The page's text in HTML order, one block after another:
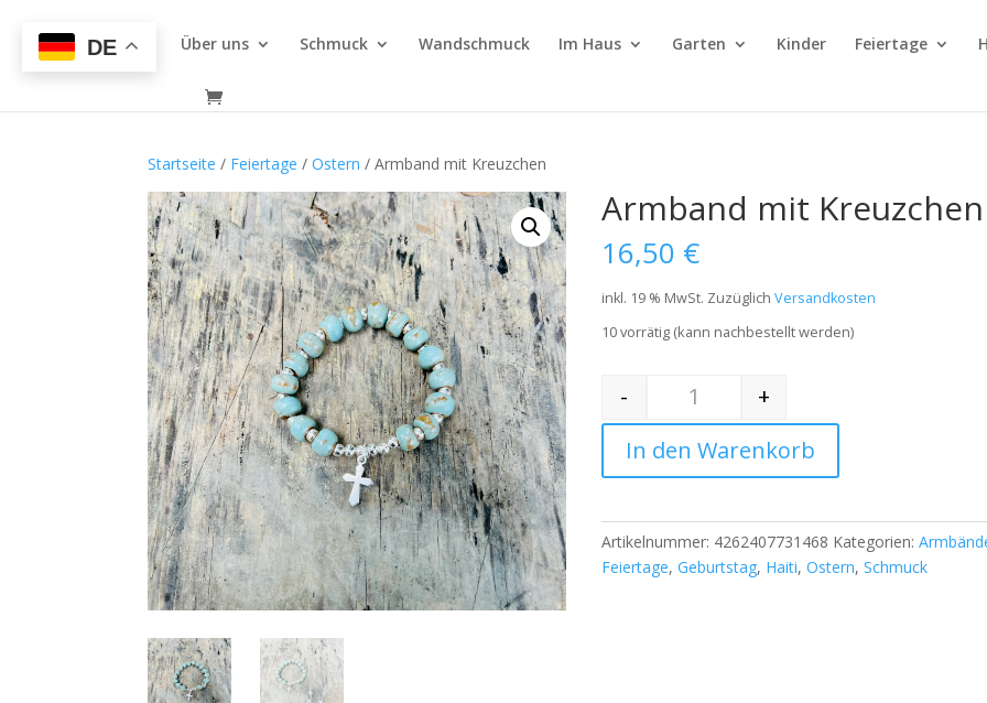
Über uns Schmuck Wandschmuck Im Haus Garten Kinder Feiertage
Startseite / Feiertage /Ostern / Armband mit Kreuzchen
Armband mit Kreuzchen
16,50 €
inkl. 19 % MwSt. ZuzüglichVersandkosten
10 vorrätig (kann nachbestellt werden)
Quantity
-
+
In den Warenkorb
Artikelnummer: 4262407731468 Kategorien:
Feiertage,Geburtstag, Haiti,Ostern,Schmuck
DE